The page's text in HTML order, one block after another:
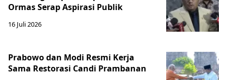
Ormas Serap Aspirasi Publik
16 Juli 2026
Prabowo dan Modi Resmi Kerja
Sama Restorasi Candi Prambanan